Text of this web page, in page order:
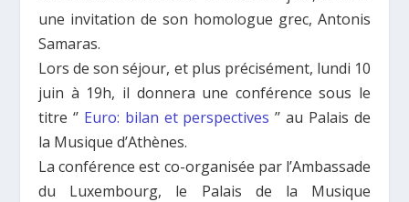
une invitation de son homologue grec, Antonis
Samaras.
Lors de son séjour, et plus précisément, lundi 10
juin à 19h, il donnera une conférence sous le
titre ‘’ Euro: bilan et perspectives’’ au Palais de
la Musique d’Athènes.
La conférence est co-organisée par l’Ambassade
du Luxembourg, le Palais de la Musique